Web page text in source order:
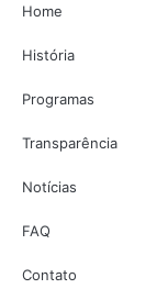
Home
História
Programas
Transparência
Notícias
FAQ
Contato